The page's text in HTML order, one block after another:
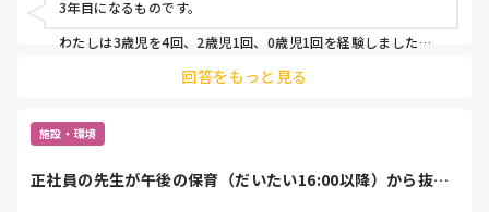
3年目になるものです。
わたしは3歳児を4回、2歳児1回、0歳児1回を経験しました。
いくかが重要かと思います。ただ3年勤めるのと学びながら実
践し、また学んでいくことが重要かと思います、、。
しかし自分で何かをやってみたい！！という気持ちすごくわか
回答をもっと見る
施設・環境
正社員の先生が午後の保育（だいたい16:00以降）から抜け